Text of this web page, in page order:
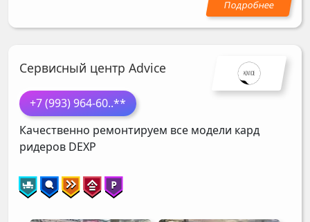
Сервисный центр Advice
+7 (993) 964-60..**
Качественно ремонтируем все модели кард
ридеров DEXP